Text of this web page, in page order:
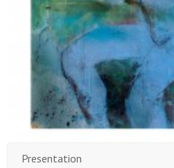
Presentation